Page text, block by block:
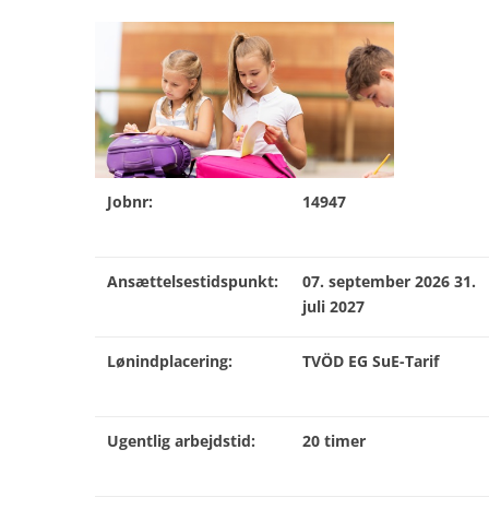
Jobnr: 14947
Ansættelsestidspunkt:
07. september 2026 31.
juli 2027
Lønindplacering: TVÖD EG SuE-Tarif
Ugentlig arbejdstid: 20 timer